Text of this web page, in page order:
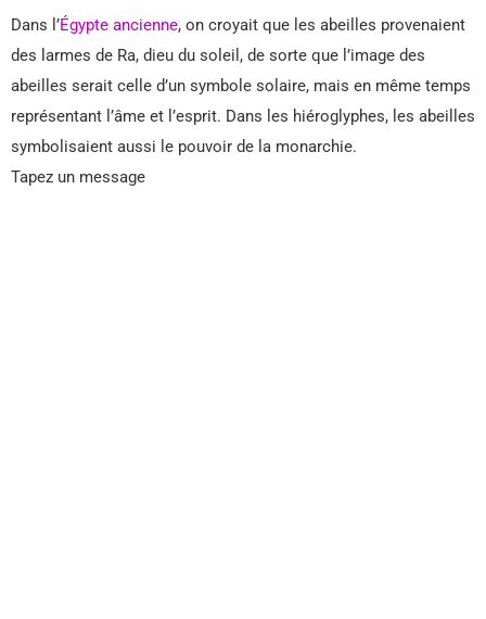
Dans l’Égypte ancienne, on croyait que les abeilles provenaient
des larmes de Ra, dieu du soleil, de sorte que l’image des
abeilles serait celle d’un symbole solaire, mais en même temps
représentant l’âme et l’esprit. Dans les hiéroglyphes, les abeilles
symbolisaient aussi le pouvoir de la monarchie.
Tapez un message